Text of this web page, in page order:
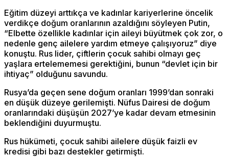
Eğitim düzeyi arttıkça ve kadınlar kariyerlerine öncelik
verdikçe doğum oranlarının azaldığını söyleyen Putin,
“Elbette özellikle kadınlar için aileyi büyütmek çok zor, o
nedenle genç ailelere yardım etmeye çalışıyoruz” diye
konuştu. Rus lider, çiftlerin çocuk sahibi olmayı geç
yaşlara ertelememesi gerektiğini, bunun “devlet için bir
ihtiyaç” olduğunu savundu.
Rusya’da geçen sene doğum oranları 1999’dan sonraki
en düşük düzeye gerilemişti. Nüfus Dairesi de doğum
oranlarındaki düşüşün 2027’ye kadar devam etmesinin
beklendiğini duyurmuştu.
Rus hükümeti, çocuk sahibi ailelere düşük faizli ev
kredisi gibi bazı destekler getirmişti.